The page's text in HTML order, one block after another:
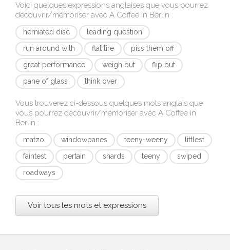
Voici quelques expressions anglaises que vous pourrez
découvrir/mémoriser avec A Coffee in Berlin :
herniated disc
leading question
run around with
flat tire
piss them off
great performance
weigh out
flip out
pane of glass
think over
Vous trouverez ci-dessous quelques mots anglais que
vous pourrez découvrir/mémoriser avec A Coffee in
Berlin :
matzo windowpanes teeny-weeny
littlest
faintest
pertain shards teeny
swiped
roadways
Voir tous les mots et expressions